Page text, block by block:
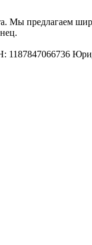
Мы предлагаем
1187847066736